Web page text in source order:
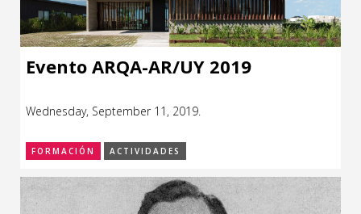
Evento ARQA-AR/UY 2019
Wednesday, September 11, 2019.
FORMACIÓN ACTIVIDADES